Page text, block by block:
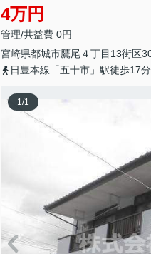
4万円
管理/共益費 0円
宮崎県都城市鷹尾 ４丁目13街区
日豊本線「五十市」駅徒歩17分
1/1